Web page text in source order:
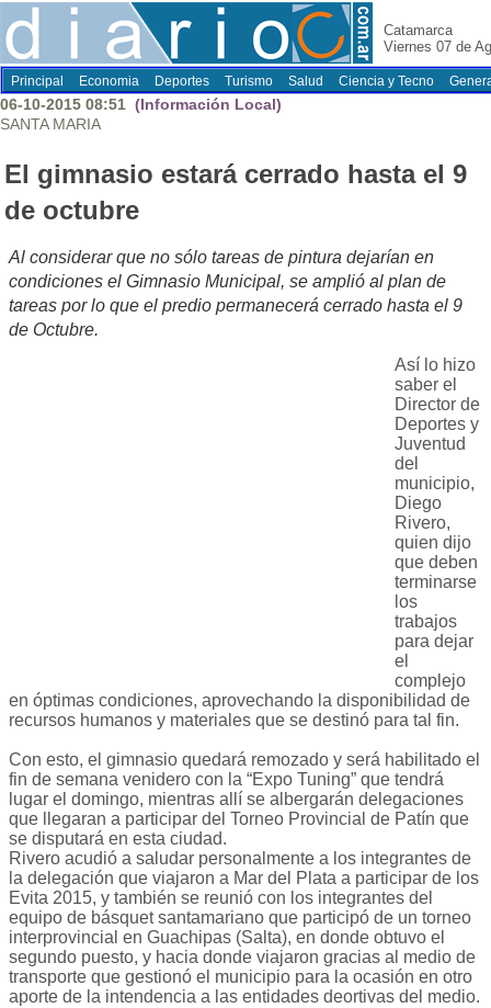
Catamarca
Viernes 07 de
Principal Economia Deportes Turismo Salud Ciencia y Tecno
06-10-2015 08:51 (Información Local)
SANTA MARIA
El gimnasio estará cerrado hasta el 9
de octubre
Al considerar que no sólo tareas de pintura dejarían en
condiciones el Gimnasio Municipal, se amplió al plan de
tareas por lo que el predio permanecerá cerrado hasta el 9
de Octubre.
Así lo hizo
saber el
Director de
Deportes y
Juventud
del
municipio,
Diego
Rivero,
quien dijo
que deben
terminarse
los
trabajos
para dejar
el
complejo
en óptimas condiciones, aprovechando la disponibilidad de
recursos humanos y materiales que se destinó para tal fin.
Con esto, el gimnasio quedará remozado y será habilitado el
fin de semana venidero con la “Expo Tuning” que tendrá
lugar el domingo, mientras allí se albergarán delegaciones
que llegaran a participar del Torneo Provincial de Patín que
se disputará en esta ciudad.
Rivero acudió a saludar personalmente a los integrantes de
la delegación que viajaron a Mar del Plata a participar de los
Evita 2015, y también se reunió con los integrantes del
equipo de básquet santamariano que participó de un torneo
interprovincial en Guachipas (Salta), en donde obtuvo el
segundo puesto, y hacia donde viajaron gracias al medio de
transporte que gestionó el municipio para la ocasión en otro
aporte de la intendencia a las entidades deortivas del medio.